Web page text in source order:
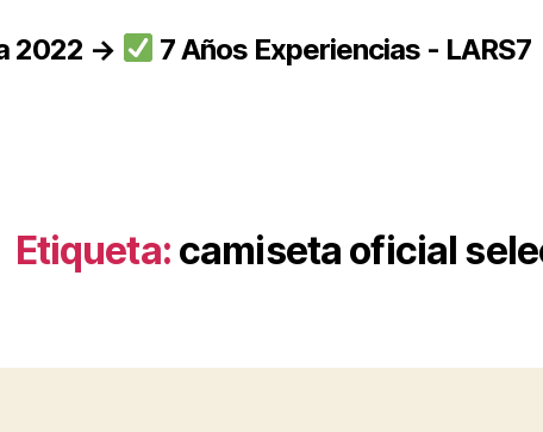
2022 → 7 Años Experiencias - LARS7
Etiqueta: camiseta oficial